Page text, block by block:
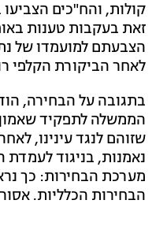
קולות, והח"כים
זאת בעקבות טענות
הצבעתם למועמדו של
לאחר הביקורת הקלפי
בתגובה על הבחירה,
הממשלה לתפקיד שאמון
שזוהם לנגד עינינו,
נאמנות, בניגוד
מערכת הבחירות: כך
הבחירות הכלליות.